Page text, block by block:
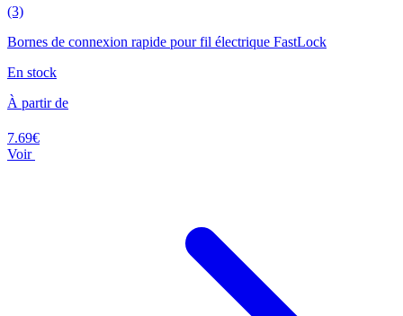
(3)
Bornes de connexion rapide pour fil électrique FastLock
En stock
À partir de
7.69€
Voir